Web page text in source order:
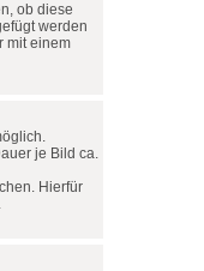
ob diese
werden
mit einem
je Bild ca.
Hierfür